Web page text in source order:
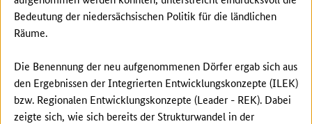
Bedeutung der niedersächsischen Politik für die ländlichen
Räume.
Die Benennung der neu aufgenommenen Dörfer ergab sich aus
den Ergebnissen der Integrierten Entwicklungskonzepte (ILEK)
bzw. Regionalen Entwicklungskonzepte (Leader - REK). Dabei
zeigte sich, wie sich bereits der Strukturwandel in der